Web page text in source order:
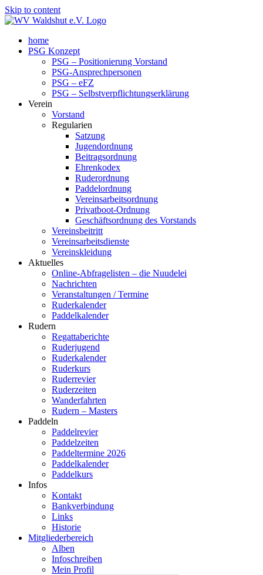
Skip to content
home
PSG Konzept
PSG – Positionierung Vorstand
PSG-Ansprechpersonen
PSG – eFZ
PSG – Selbstverpflichtungserklärung
Verein
Vorstand
Regularien
Satzung
Jugendordnung
Beitragsordnung
Ehrenkodex
Ruderordnung
Paddelordnung
Vereinsarbeitsordnung
Privatboot-Ordnung
Geschäftsordnung des Vorstands
Vereinsbeitritt
Vereinsarbeitsdienste
Vereinskleidung
Aktuelles
Online-Abfragelisten – die Nuudelei
Nachrichten
Veranstaltungen / Termine
Ruderkalender
Paddelkalender
Rudern
Regattaberichte
Ruderjugend
Ruderkalender
Ruderkurs
Ruderrevier
Ruderzeiten
Wanderfahrten
Rudern – Masters
Paddeln
Paddelrevier
Paddelzeiten
Paddeltermine 2026
Paddelkalender
Paddelkurs
Infos
Kontakt
Bankverbindung
Links
Historie
Mitgliederbereich
Alben
Infoschreiben
Mein Profil